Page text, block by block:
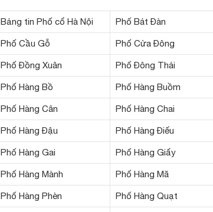
Bảng tin Phố cổ Hà Nội Phố Bát Đàn
Phố Cầu Gỗ Phố Cửa Đông
Phố Đồng Xuân Phố Đông Thái
Phố Hàng Bồ Phố Hàng Buồm
Phố Hàng Cân Phố Hàng Chai
Phố Hàng Đậu Phố Hàng Điếu
Phố Hàng Gai Phố Hàng Giấy
Phố Hàng Mành Phố Hàng Mã
Phố Hàng Phèn Phố Hàng Quạt